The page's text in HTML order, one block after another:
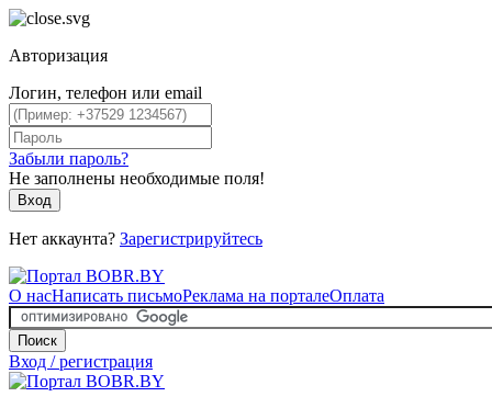
Авторизация
Логин, телефон или email
Забыли пароль?
Не заполнены необходимые поля!
Вход
Нет аккаунта? Зарегистрируйтесь
О насНаписать письмоРеклама на порталеОплата
Поиск
Вход / регистрация